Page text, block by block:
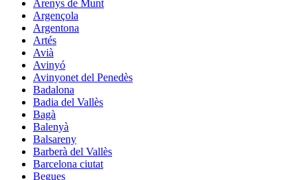
Arenys de Munt
Argençola
Argentona
Artés
Avià
Avinyó
Avinyonet del Penedès
Badalona
Badia del Vallès
Bagà
Balenyà
Balsareny
Barberà del Vallès
Barcelona ciutat
Begues